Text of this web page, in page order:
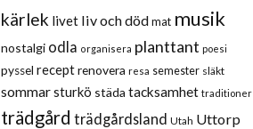
kärlek livet liv och död mat musik
nostalgi odla organisera planttant poesi
pyssel receptrenovera resa semester släkt
sommarsturkö städa tacksamhet traditioner
trädgård trädgårdsland Utah Uttorp